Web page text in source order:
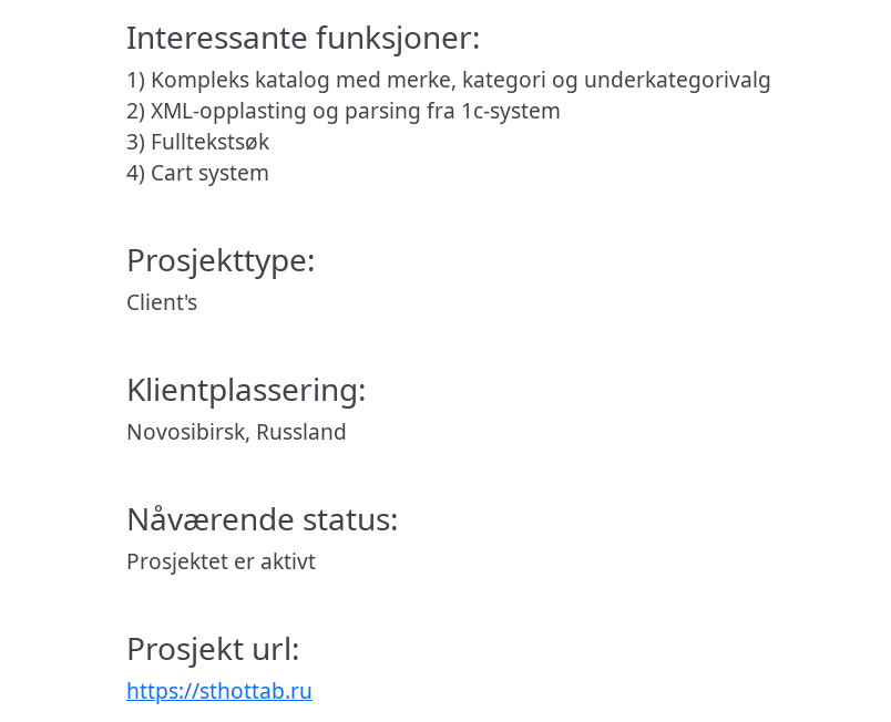
Interessante funksjoner:
1) Kompleks katalog med merke, kategori og underkategorivalg
2) XML-opplasting og parsing fra 1c-system
3) Fulltekstsøk
4) Cart system
Prosjekttype:
Client's
Klientplassering:
Novosibirsk, Russland
Nåværende status:
Prosjektet er aktivt
Prosjekt url:
https://sthottab.ru